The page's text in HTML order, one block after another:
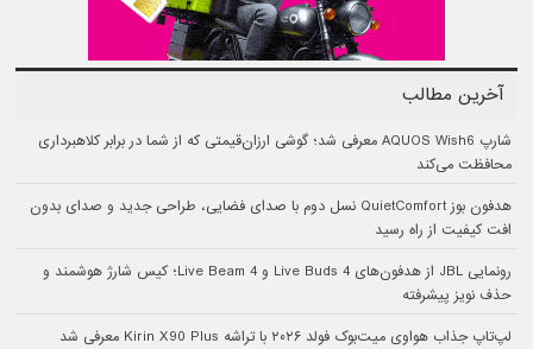
آخرین مطالب
شارپ AQUOS Wish6 معرفی شد؛ گوشی ارزان‌قیمتی که از شما در برابر کلاهبرداری
محافظت می‌کند
هدفون بوز QuietComfort نسل دوم با صدای فضایی، طراحی جدید و صدای بدون
افت کیفیت از راه رسید
رونمایی JBL از هدفون‌های Live Buds 4 و Live Beam 4؛ کیس شارژ هوشمند و
حذف نویز پیشرفته
لپ‌تاپ جذاب هواوی میت‌بوک فولد ۲۰۲۶ با تراشه Kirin X90 Plus معرفی شد